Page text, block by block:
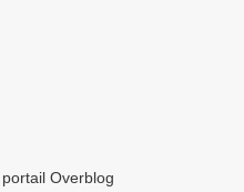
Overblog